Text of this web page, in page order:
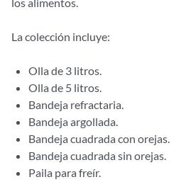
La colección incluye:
Olla de 3 litros.
Olla de 5 litros.
Bandeja refractaria.
Bandeja argollada.
Bandeja cuadrada con orejas.
Bandeja cuadrada sin orejas.
Paila para freír.